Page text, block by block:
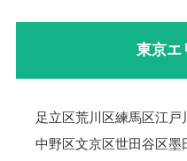
東京エ
足立区荒川区練馬区江戸
中野区文京区世田谷区墨